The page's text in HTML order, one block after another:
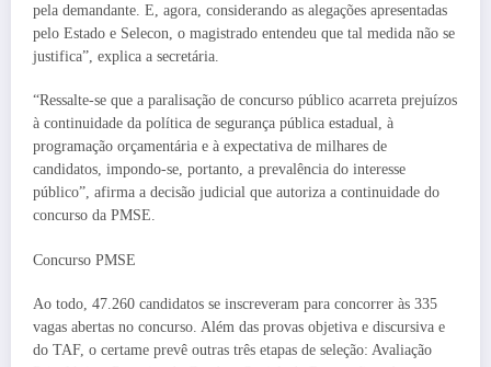
pela demandante. E, agora, considerando as alegações apresentadas
pelo Estado e Selecon, o magistrado entendeu que tal medida não se
justifica”, explica a secretária.
“Ressalte-se que a paralisação de concurso público acarreta prejuízos
à continuidade da política de segurança pública estadual, à
programação orçamentária e à expectativa de milhares de
candidatos, impondo-se, portanto, a prevalência do interesse
público”, afirma a decisão judicial que autoriza a continuidade do
concurso da PMSE.
Concurso PMSE
Ao todo, 47.260 candidatos se inscreveram para concorrer às 335
vagas abertas no concurso. Além das provas objetiva e discursiva e
do TAF, o certame prevê outras três etapas de seleção: Avaliação